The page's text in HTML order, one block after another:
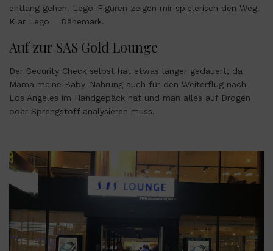
entlang gehen. Lego-Figuren zeigen mir spielerisch den Weg.
Klar Lego = Dänemark.
Auf zur SAS Gold Lounge
Der Security Check selbst hat etwas länger gedauert, da
Mama meine Baby-Nahrung auch für den Weiterflug nach
Los Angeles im Handgepäck hat und man alles auf Drogen
oder Sprengstoff analysieren muss.